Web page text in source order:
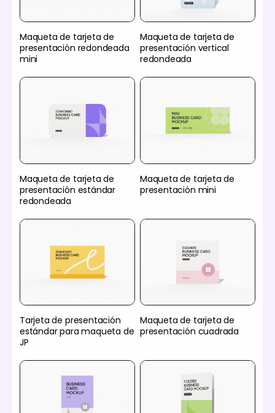
Maqueta de tarjeta de
presentación redondeada
mini
Maqueta de tarjeta de
presentación vertical
redondeada
Maqueta de tarjeta de
presentación estándar
redondeada
Maqueta de tarjeta de
presentación mini
Tarjeta de presentación
estándar para maqueta de
JP
Maqueta de tarjeta de
presentación cuadrada